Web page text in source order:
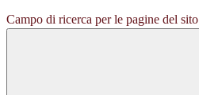
Campo di ricerca per le pagine del sito